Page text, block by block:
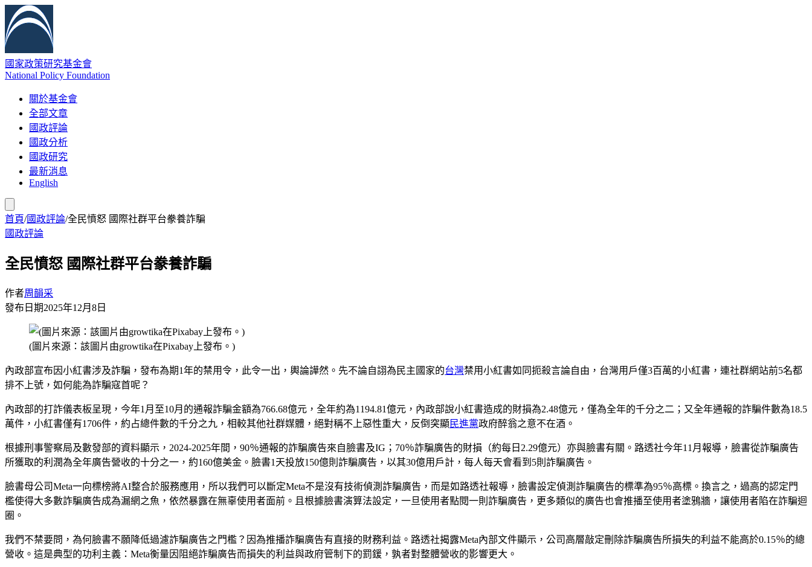
國家政策研究基金會
National Policy Foundation
關於基金會
全部文章
國政評論
國政分析
國政研究
最新消息
English
首頁/國政評論/全民憤怒 國際社群平台豢養詐騙
國政評論
全民憤怒 國際社群平台豢養詐騙
作者周韻采
發布日期2025年12月8日
(圖片來源：該圖片由growtika在Pixabay上發布。)
內政部宣布因小紅書涉及詐騙，發布為期1年的禁用令，此令一出，輿論譁然。先不論自詡為民主國家的台灣禁用小紅書如同扼殺言論自由，台灣用戶僅3百萬的小紅書，連社群網站前5名都
排不上號，如何能為詐騙寇首呢？
內政部的打詐儀表板呈現，今年1月至10月的通報詐騙金額為766.68億元，全年約為1194.81億元，內政部說小紅書造成的財損為2.48億元，僅為全年的千分之二；又全年通報的詐騙件數為18.5
萬件，小紅書僅有1706件，約占總件數的千分之九，相較其他社群媒體，絕對稱不上惡性重大，反倒突顯 民進黨政府醉翁之意不在酒。
根據刑事警察局及數發部的資料顯示，2024-2025年間，90％通報的詐騙廣告來自臉書及IG；70％詐騙廣告的財損（約每日2.29億元）亦與臉書有關。路透社今年11月報導，臉書從詐騙廣告
所獲取的利潤為全年廣告營收的十分之一，約160億美金。臉書1天投放150億則詐騙廣告，以其30億用戶計，每人每天會看到5則詐騙廣告。
臉書母公司Meta一向標榜將AI整合於服務應用，所以我們可以斷定Meta不是沒有技術偵測詐騙廣告，而是如路透社報導，臉書設定偵測詐騙廣告的標準為95％高標。換言之，過高的認定門
檻使得大多數詐騙廣告成為漏網之魚，依然暴露在無辜使用者面前。且根據臉書演算法設定，一旦使用者點閱一則詐騙廣告，更多類似的廣告也會推播至使用者塗鴉牆，讓使用者陷在詐騙迴
圈。
我們不禁要問，為何臉書不願降低過濾詐騙廣告之門檻？因為推播詐騙廣告有直接的財務利益。路透社揭露Meta內部文件顯示，公司高層敲定刪除詐騙廣告所損失的利益不能高於0.15％的總
營收。這是典型的功利主義：Meta衡量因阻絕詐騙廣告而損失的利益與政府管制下的罰鍰，孰者對整體營收的影響更大。